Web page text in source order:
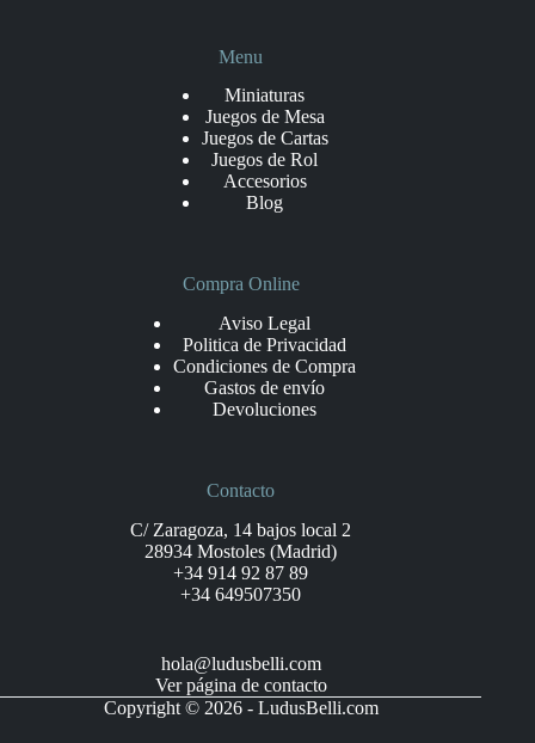
Menu
Miniaturas
Juegos de Mesa
Juegos de Cartas
Juegos de Rol
Accesorios
Blog
Compra Online
Aviso Legal
Politica de Privacidad
Condiciones de Compra
Gastos de envío
Devoluciones
Contacto
C/ Zaragoza, 14 bajos local 2
28934 Mostoles (Madrid)
+34 914 92 87 89
+34 649507350
hola@ludusbelli.com
Ver página de contacto
Copyright © 2026 - LudusBelli.com